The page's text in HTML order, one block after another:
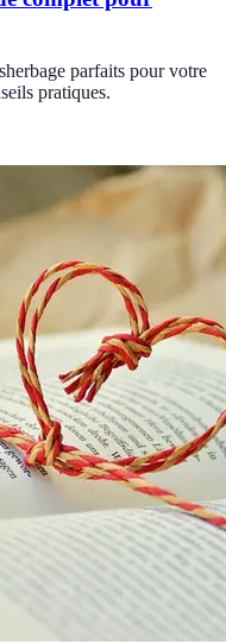
parfaits pour votre
pratiques.